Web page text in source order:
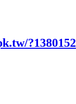
?1380152